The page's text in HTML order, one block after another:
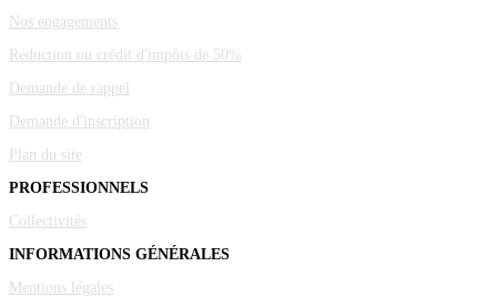
Nos engagements
Réduction ou crédit d'impôts de 50%
Demande de rappel
Demande d'inscription
Plan du site
PROFESSIONNELS
Collectivités
INFORMATIONS GÉNÉRALES
Mentions légales